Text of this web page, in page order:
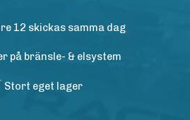
12 skickas samma dag
på bränsle- & elsystem
Stort eget lager